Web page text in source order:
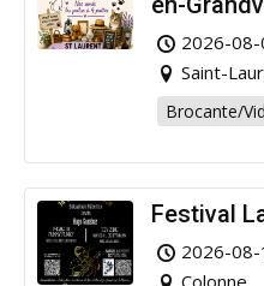
pour la
2026-08-
Saint-
Brocante/
Festival
2026-
Colonne